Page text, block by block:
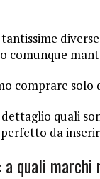
comunque
comprare solo
quali
da
a quali